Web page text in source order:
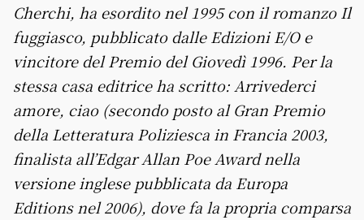
Cherchi, ha esordito nel 1995 con il romanzo Il
fuggiasco, pubblicato dalle Edizioni E/O e
vincitore del Premio del Giovedì 1996. Per la
stessa casa editrice ha scritto: Arrivederci
amore, ciao (secondo posto al Gran Premio
della Letteratura Poliziesca in Francia 2003,
finalista all’Edgar Allan Poe Award nella
versione inglese pubblicata da Europa
Editions nel 2006), dove fa la propria comparsa